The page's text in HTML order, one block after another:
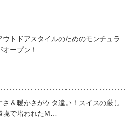
ウトドアスタイルのためのモンチュラ
ープン！
さ＆暖かさがケタ違い！スイスの厳し
境で培われたM…